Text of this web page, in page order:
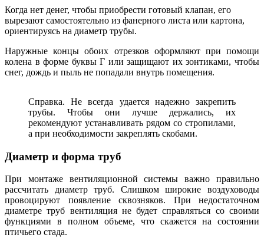
Когда нет денег, чтобы приобрести готовый клапан, его
вырезают самостоятельно из фанерного листа или картона,
ориентируясь на диаметр трубы.
Наружные концы обоих отрезков оформляют при помощи
колена в форме буквы Г или защищают их зонтиками, чтобы
снег, дождь и пыль не попадали внутрь помещения.
Справка. Не всегда удается надежно закрепить
трубы. Чтобы они лучше держались, их
рекомендуют устанавливать рядом со стропилами,
а при необходимости закреплять скобами.
Диаметр и форма труб
При монтаже вентиляционной системы важно правильно
рассчитать диаметр труб. Слишком широкие воздуховоды
провоцируют появление сквозняков. При недостаточном
диаметре труб вентиляция не будет справляться со своими
функциями в полном объеме, что скажется на состоянии
птичьего стада.